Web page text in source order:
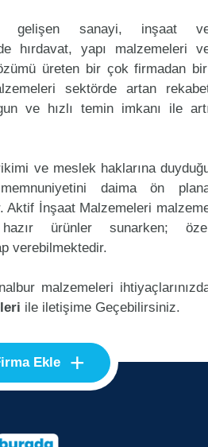
gelişen sanayi, inşaat
hırdavat, yapı malzemeleri
üreten bir çok firmadan
sektörde artan
ve hızlı temin imkanı ile
ve meslek haklarına
daima ön
Aktif İnşaat Malzemeleri
ürünler sunarken;
verebilmektedir.
malzemeleri
ile iletişime Geçebilirsiniz.
Ekle +